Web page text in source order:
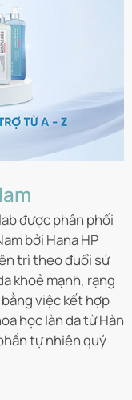
được phân phối
bởi Hana HP
trì theo đuổi sứ
khoẻ mạnh, rạng
việc kết hợp
học làn da từ Hàn
tự nhiên quý